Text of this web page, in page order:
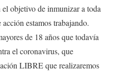
objetivo de inmunizar a toda
estamos trabajando.
de 18 años que todavía
el coronavirus, que
LIBRE que realizaremos